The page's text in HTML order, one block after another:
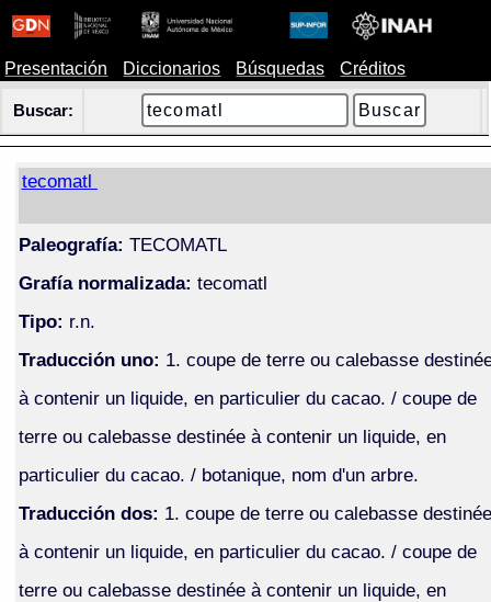
Presentación Diccionarios Búsquedas Créditos
Buscar:
tecomatl
Paleografía: TECOMATL
Grafía normalizada: tecomatl
Tipo: r.n.
Traducción uno: 1. coupe de terre ou calebasse
à contenir un liquide, en particulier du cacao. / coupe de
terre ou calebasse destinée à contenir un liquide, en
particulier du cacao. / botanique, nom d'un arbre.
Traducción dos: 1. coupe de terre ou calebasse destinée
à contenir un liquide, en particulier du cacao. / coupe de
terre ou calebasse destinée à contenir un liquide, en